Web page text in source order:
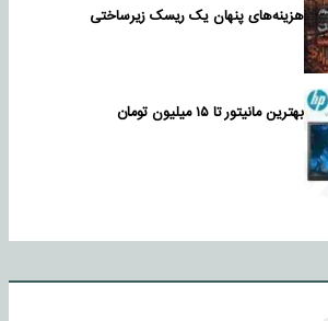
هزینه‌های پنهان یک ریسک زیرساختی
بهترین مانیتور تا ۱۵ میلیون تومان